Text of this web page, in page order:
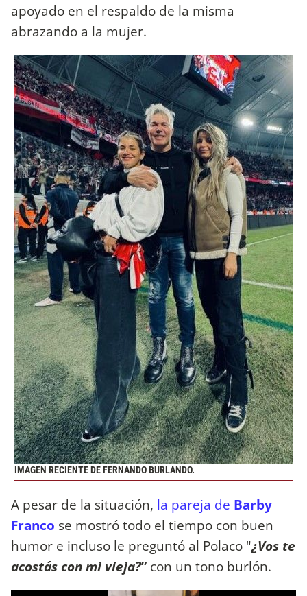
apoyado en el respaldo de la misma
abrazando a la mujer.
IMAGEN RECIENTE DE FERNANDO BURLANDO.
A pesar de la situación, la pareja de Barby
Franco se mostró todo el tiempo con buen
humor e incluso le preguntó al Polaco "¿Vos te
acostás con mi vieja?”con un tono burlón.